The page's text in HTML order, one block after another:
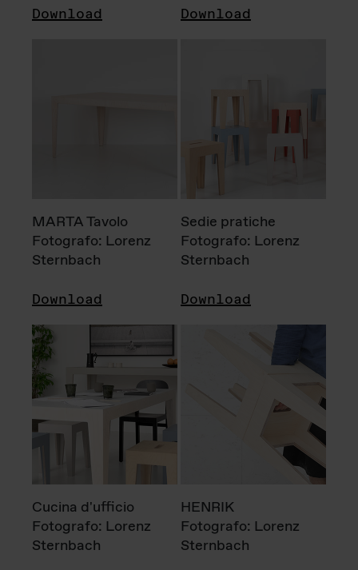
Download Download
MARTA Tavolo
Fotografo: Lorenz
Sternbach
Download
Sedie pratiche
Fotografo: Lorenz
Sternbach
Download
Cucina d'ufficio
Fotografo: Lorenz
Sternbach
HENRIK
Fotografo: Lorenz
Sternbach